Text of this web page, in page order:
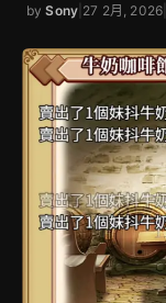
bySony 27 2月, 2026